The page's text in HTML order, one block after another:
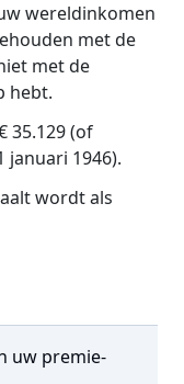
wereldinkomen
met de
met de
hebt.
35.129 (of
januari 1946).
wordt als
uw premie-